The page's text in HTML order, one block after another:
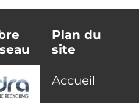
Plan du
site
Accueil